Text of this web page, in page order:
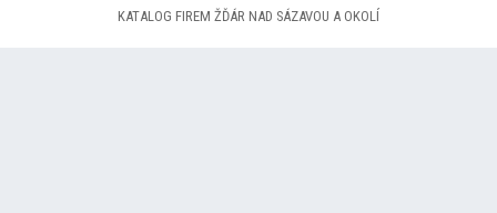
KATALOG FIREM ŽĎÁR NAD SÁZAVOU A OKOLÍ